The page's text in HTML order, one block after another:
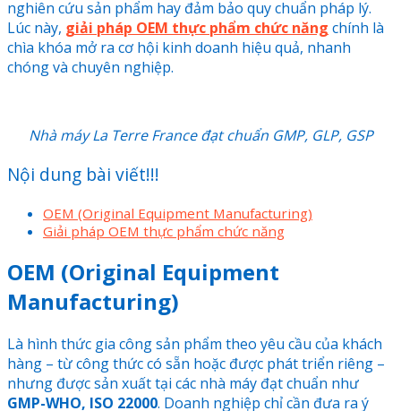
nghiên cứu sản phẩm hay đảm bảo quy chuẩn pháp lý.
Lúc này, giải pháp OEM thực phẩm chức năng chính là
chìa khóa mở ra cơ hội kinh doanh hiệu quả, nhanh
chóng và chuyên nghiệp.
Nhà máy La Terre France đạt chuẩn GMP, GLP, GSP
Nội dung bài viết!!!
OEM (Original Equipment Manufacturing)
Giải pháp OEM thực phẩm chức năng
OEM (Original Equipment
Manufacturing)
Là hình thức gia công sản phẩm theo yêu cầu của khách
hàng – từ công thức có sẵn hoặc được phát triển riêng –
nhưng được sản xuất tại các nhà máy đạt chuẩn như
GMP-WHO, ISO 22000. Doanh nghiệp chỉ cần đưa ra ý